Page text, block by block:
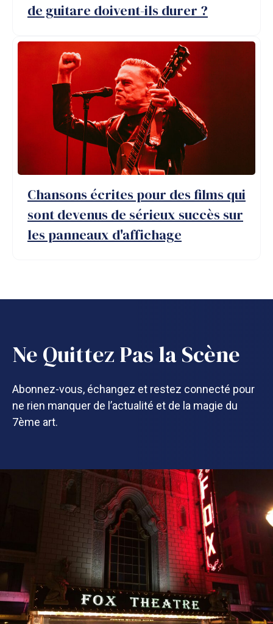
de guitare doivent-ils durer ?
Chansons écrites pour des films qui
sont devenus de sérieux succès sur
les panneaux d'affichage
Ne Quittez Pas la Scène
Abonnez-vous, échangez et restez connecté pour
ne rien manquer de l’actualité et de la magie du
7ème art.